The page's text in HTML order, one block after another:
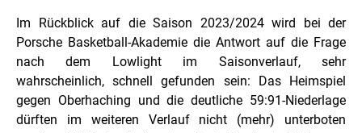
Im Rückblick auf die Saison 2023/2024 wird bei der
Porsche Basketball-Akademie die Antwort auf die Frage
nach dem Lowlight im Saisonverlauf, sehr
wahrscheinlich, schnell gefunden sein: Das Heimspiel
gegen Oberhaching und die deutliche 59:91-Niederlage
dürften im weiteren Verlauf nicht (mehr) unterboten